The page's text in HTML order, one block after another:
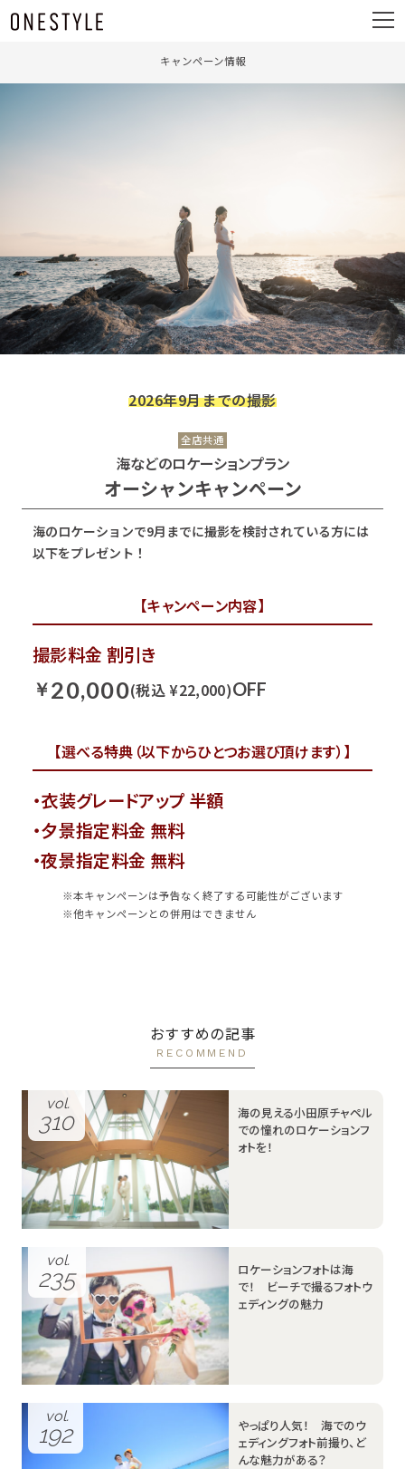
メ
ニ
ー
キャンペーン情報
2026年9月までの撮影
全店共通
海などのロケーションプラン
オーシャンキャンペーン
海のロケーションで9月までに撮影を検討されている方には
以下をプレゼント！
【キャンペーン内容】
撮影料金 割引き
￥20,000(税込 ¥22,000)OFF
【選べる特典（以下からひとつお選び頂けます）】
・衣装グレードアップ 半額
・夕景指定料金 無料
・夜景指定料金 無料
※本キャンペーンは予告なく終了する可能性がございます
※他キャンペーンとの併用はできません
おすすめの記事
RECOMMEND
vol.
310
海の見える小田原チャペル
での憧れのロケーションフ
ォトを！
vol.
235
ロケーションフォトは海
で！ ビーチで撮るフォトウ
ェディングの魅力
vol.
192
やっぱり人気！ 海でのウ
ェディングフォト前撮り、ど
んな魅力がある？